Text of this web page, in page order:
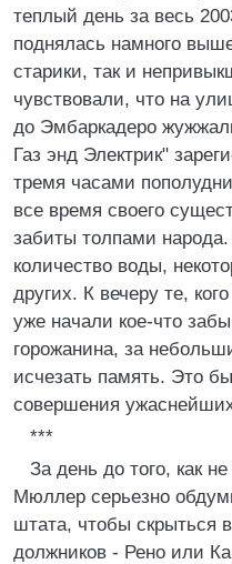
теплый день за весь
поднялась намного
старики, так и
чувствовали, что на
до Эмбаркадеро
Газ энд Электрик"
тремя часами
все время своего
забиты толпами
количество воды,
других. К вечеру те,
уже начали кое-что
горожанина, за
исчезать память. Это
совершения
***
За день до того, как
Мюллер серьезно
штата, чтобы скрыться
должников - Рено или